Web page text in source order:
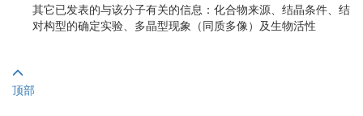
其它已发表的与该分子有关的信息：化合物来源、结晶条件、结
对构型的确定实验、多晶型现象（同质多像）及生物活性
顶部